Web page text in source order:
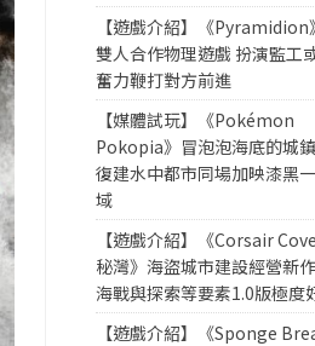
【遊戲介紹】《Pyramidion
雙人合作物理遊戲 扮演監工
奮力鞭打對方前進
【媒體試玩】《Pokémon
Pokopia》冒泡泡海底的城
復建水中都市同場加映漆黑
域
【遊戲介紹】《Corsair
秘灣》海盜城市建設經營新
海戰與探索等要素1.0版極度
【遊戲介紹】《Sponge